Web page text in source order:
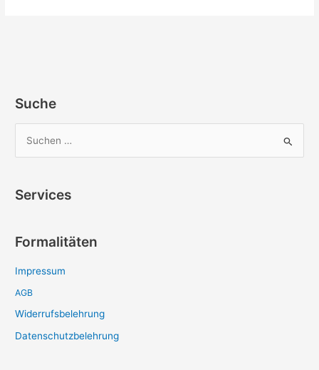
Suche
h
n
a
c
h
:
Services
Formalitäten
Impressum
AGB
Widerrufsbelehrung
Datenschutzbelehrung